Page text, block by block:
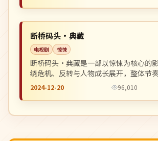
英国
断桥码头·典藏
电视剧 惊悚
断桥码头·典藏是一部以惊悚为核心的
绕危机、反转与人物成长展开，整体节
推荐观看。
2024-12-20 96,010